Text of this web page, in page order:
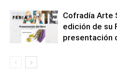
Cofradía Arte
edición de su
presentación